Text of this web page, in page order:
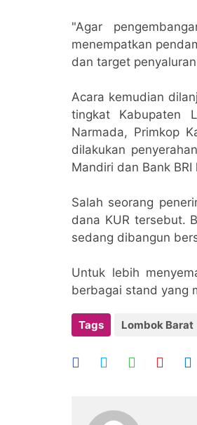
"Agar
menempatkan
dan target
Acara kemudian
tingkat Kabupaten
Narmada, Primkop
dilakukan
Mandiri dan Bank
Salah seorang
dana KUR tersebut.
sedang dibangun
Untuk lebih
berbagai stand yang
Tags Lombok Barat